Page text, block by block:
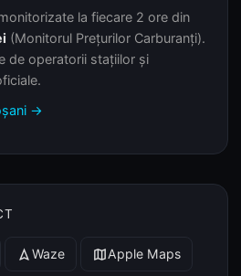
la fiecare 2 ore din
(Monitorul Prețurilor Carburanți).
de operatorii stațiilor și
→
navigation Waze mapApple Maps